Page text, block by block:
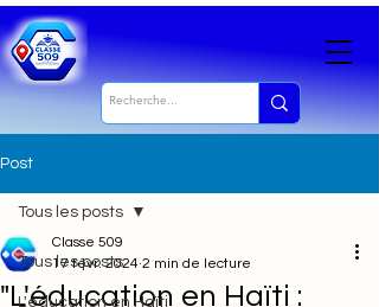
Post
Tous les posts
L'éducation en Haïti
Tous les posts
"L'éducation en Haïti :
Classe 509
17 févr. 2024 2 min de lecture